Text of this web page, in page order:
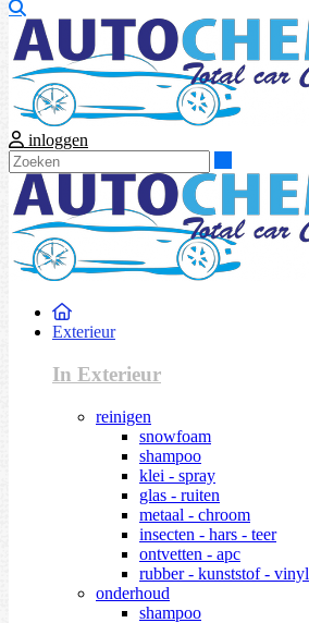
inloggen
Exterieur
In Exterieur
reinigen
snowfoam
shampoo
klei - spray
glas - ruiten
metaal - chroom
insecten - hars - teer
ontvetten - apc
rubber - kunststof - vinyl
onderhoud
shampoo